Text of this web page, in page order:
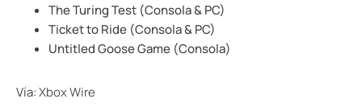
The Turing Test (Consola & PC)
Ticket to Ride (Consola & PC)
Untitled Goose Game (Consola)
Vía:Xbox Wire